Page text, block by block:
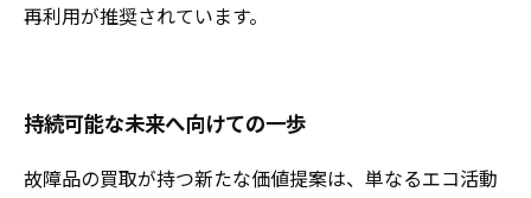
再利用が推奨されています。
持続可能な未来へ向けての一歩
故障品の買取が持つ新たな価値提案は、単なるエコ活動